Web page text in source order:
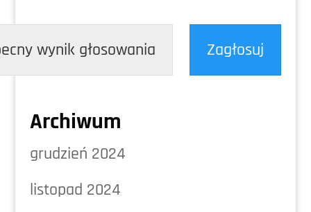
wynik głosowania Zagłosuj
Archiwum
grudzień 2024
listopad 2024